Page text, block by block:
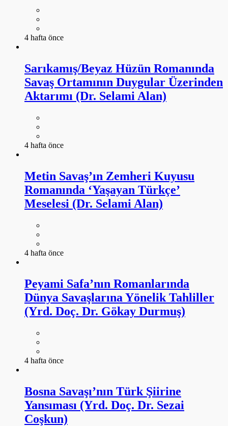
4 hafta önce
Sarıkamış/Beyaz Hüzün Romanında
Savaş Ortamının Duygular Üzerinden
Aktarımı (Dr. Selami Alan)
4 hafta önce
Metin Savaş’ın Zemheri Kuyusu
Romanında ‘Yaşayan Türkçe’
Meselesi (Dr. Selami Alan)
4 hafta önce
Peyami Safa’nın Romanlarında
Dünya Savaşlarına Yönelik Tahliller
(Yrd. Doç. Dr. Gökay Durmuş)
4 hafta önce
Bosna Savaşı’nın Türk Şiirine
Yansıması (Yrd. Doç. Dr. Sezai
Coşkun)